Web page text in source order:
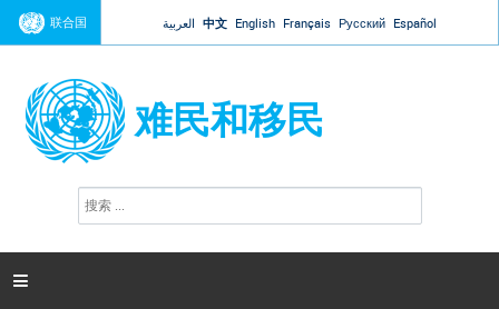
Jump to navigation
联合国 العربية 中文 English Français Русский Español
难民和移民
搜
索
